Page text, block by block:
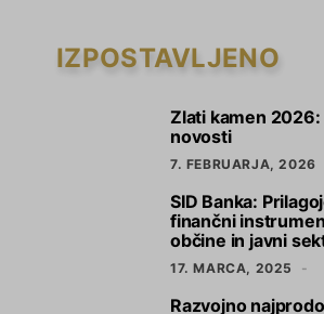
IZPOSTAVLJENO
Zlati kamen 2026:
novosti
7. FEBRUARJA, 2026
SID Banka:
finančni
občine in javni
17. MARCA, 2025
Razvojno